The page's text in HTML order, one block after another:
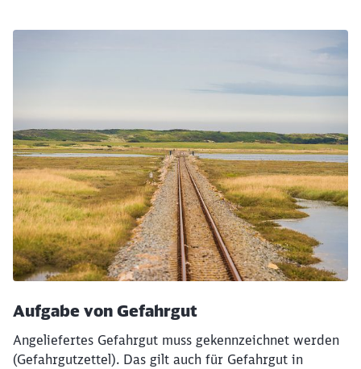
Aufgabe von Gefahrgut
Angeliefertes Gefahrgut muss gekennzeichnet werden
(Gefahrgutzettel). Das gilt auch für Gefahrgut in
Schließen
Möchten Sie zuweitergeleitet
werden?
Abbrechen